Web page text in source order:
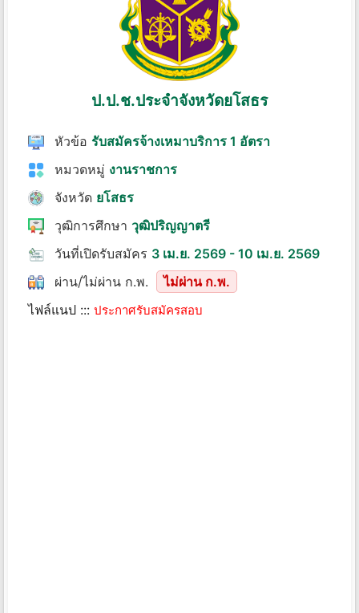
ป.ป.ช.ประจําจังหวัดยโสธร
หัวข้อ รับสมัครจ้างเหมาบริการ 1 อัตรา
หมวดหมู่ งานราชการ
จังหวัด ยโสธร
วุฒิการศึกษา วุฒิปริญญาตรี
วันที่เปิดรับสมัคร 3 เม.ย. 2569 - 10 เม.ย. 2569
ผ่าน/ไม่ผ่าน ก.พ.
ไม่ผ่าน ก.พ.
ไฟล์แนป ::: ประกาศรับสมัครสอบ